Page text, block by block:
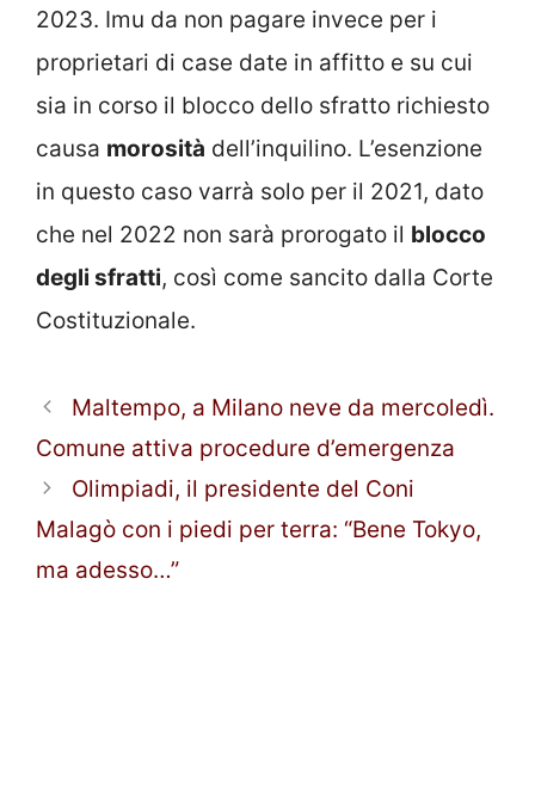
2023. Imu da non pagare invece per i
proprietari di case date in affitto e su cui
sia in corso il blocco dello sfratto richiesto
causa morosità dell’inquilino. L’esenzione
in questo caso varrà solo per il 2021, dato
che nel 2022 non sarà prorogato il blocco
degli sfratti, così come sancito dalla Corte
Costituzionale.
Maltempo, a Milano neve da mercoledì.
Comune attiva procedure d’emergenza
Olimpiadi, il presidente del Coni
Malagò con i piedi per terra: “Bene Tokyo,
ma adesso…”